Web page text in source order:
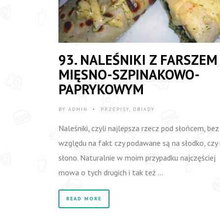
93. NALEŚNIKI Z FARSZEM
MIĘSNO-SZPINAKOWO-
PAPRYKOWYM
BY ADMIN • PRZEPISY, OBIADY
Naleśniki, czyli najlepsza rzecz pod słońcem, bez
względu na fakt czy podawane są na słodko, czy
słono. Naturalnie w moim przypadku najczęściej
mowa o tych drugich i tak też …
READ MORE